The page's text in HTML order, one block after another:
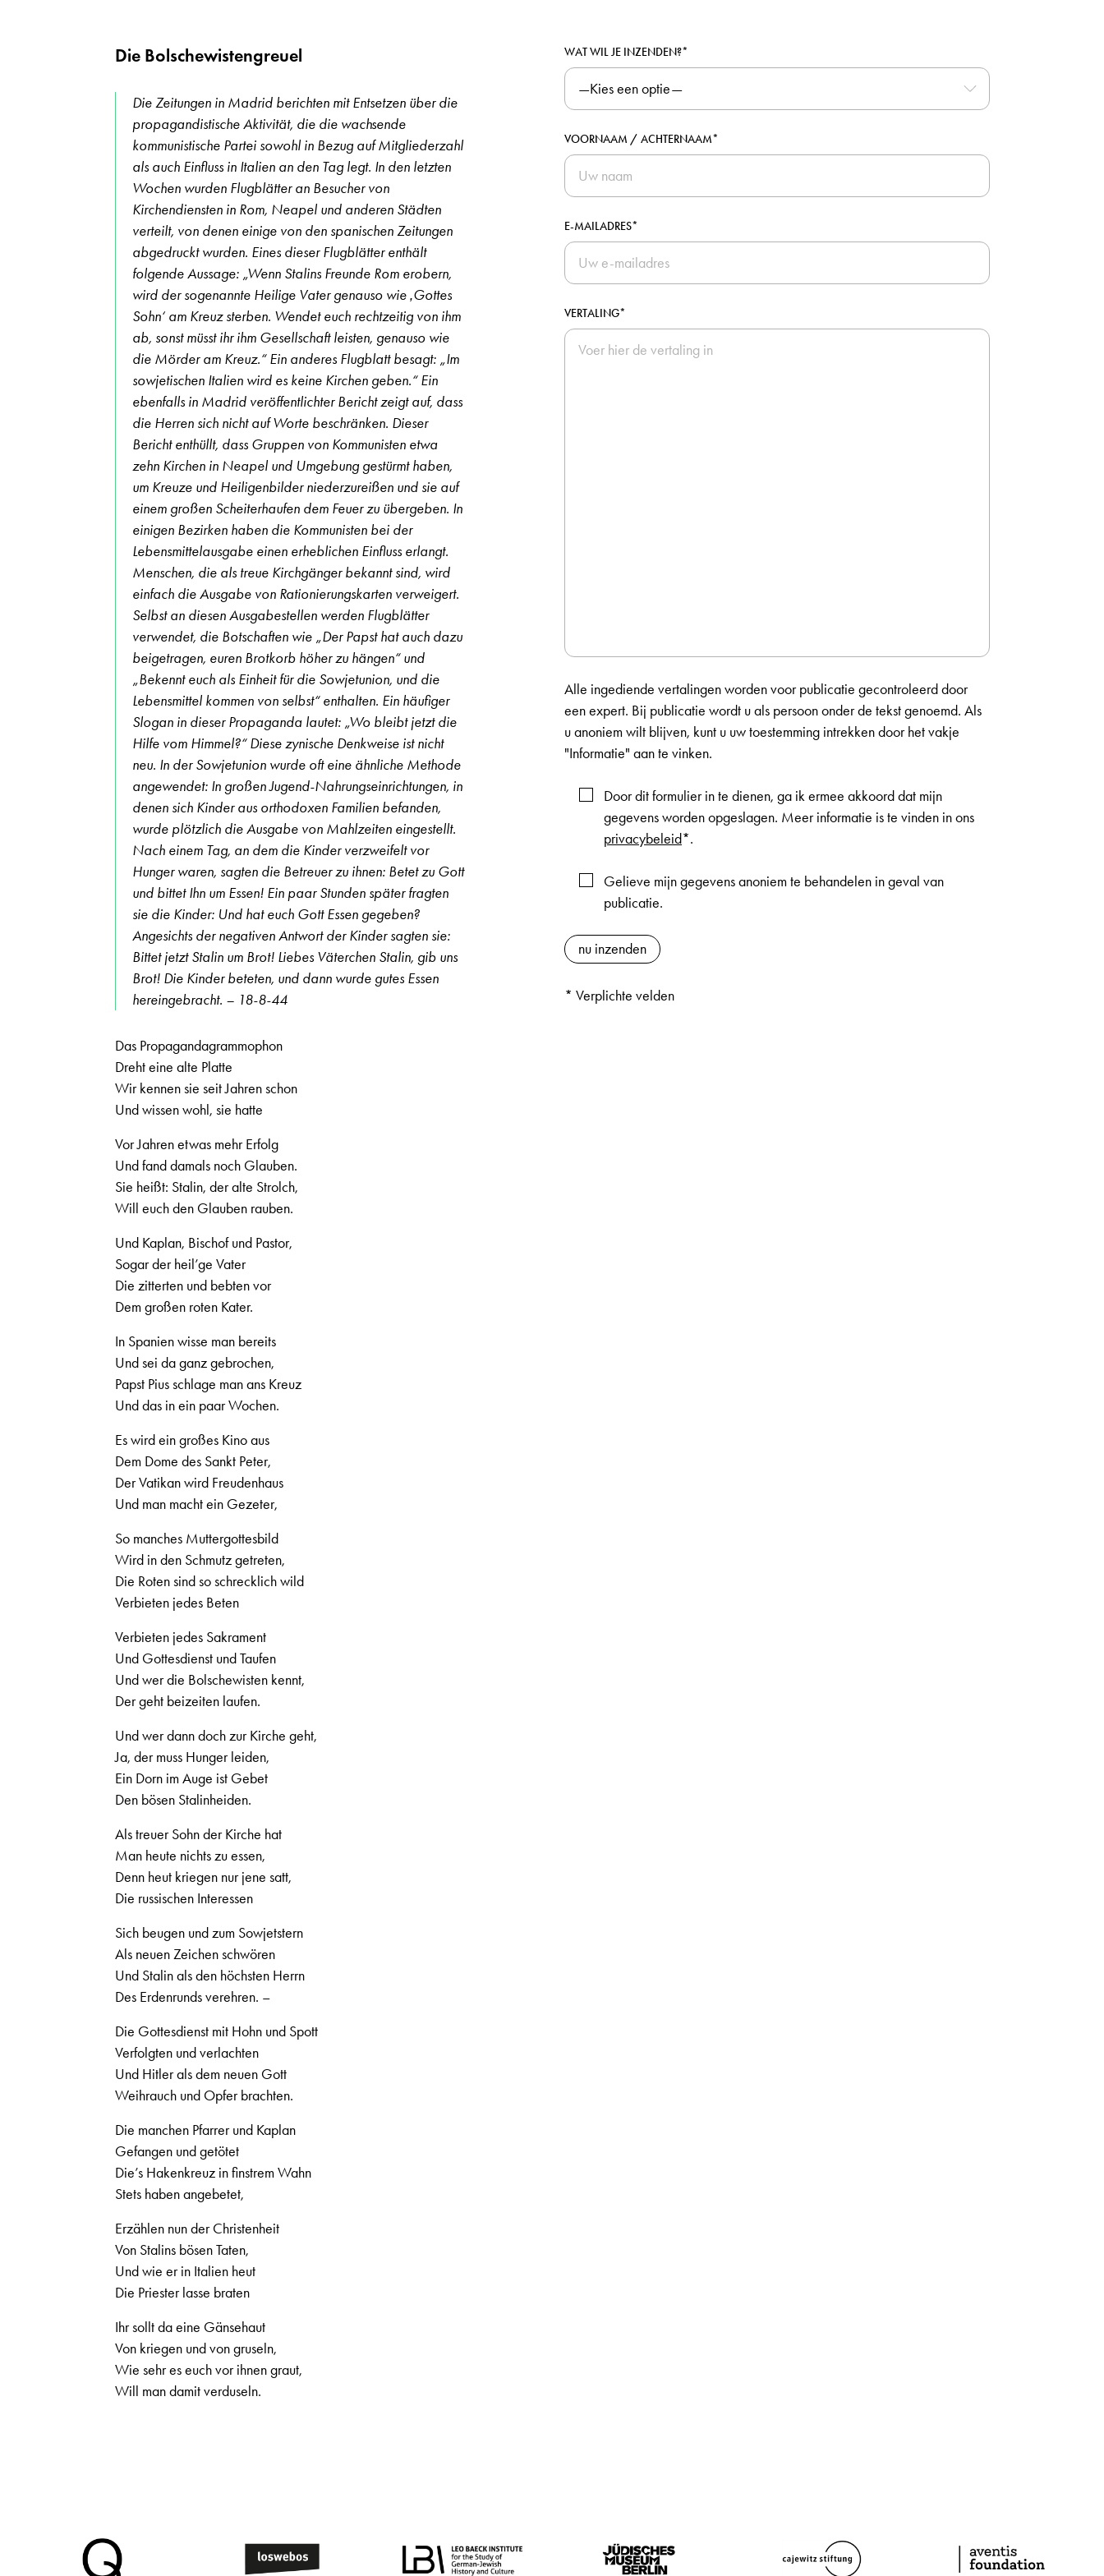
Die Bolschewistengreuel
Die Zeitungen in Madrid berichten mit Entsetzen über die
propagandistische Aktivität, die die wachsende
kommunistische Partei sowohl in Bezug auf Mitgliederzahl
als auch Einfluss in Italien an den Tag legt. In den letzten
Wochen wurden Flugblätter an Besucher von
Kirchendiensten in Rom, Neapel und anderen Städten
verteilt, von denen einige von den spanischen Zeitungen
abgedruckt wurden. Eines dieser Flugblätter enthält
folgende Aussage: „Wenn Stalins Freunde Rom erobern,
wird der sogenannte Heilige Vater genauso wie ‚Gottes
Sohn‘ am Kreuz sterben. Wendet euch rechtzeitig von ihm
ab, sonst müsst ihr ihm Gesellschaft leisten, genauso wie
die Mörder am Kreuz.“ Ein anderes Flugblatt besagt: „Im
sowjetischen Italien wird es keine Kirchen geben.“ Ein
ebenfalls in Madrid veröffentlichter Bericht zeigt auf, dass
die Herren sich nicht auf Worte beschränken. Dieser
Bericht enthüllt, dass Gruppen von Kommunisten etwa
zehn Kirchen in Neapel und Umgebung gestürmt haben,
um Kreuze und Heiligenbilder niederzureißen und sie auf
einem großen Scheiterhaufen dem Feuer zu übergeben. In
einigen Bezirken haben die Kommunisten bei der
Lebensmittelausgabe einen erheblichen Einfluss erlangt.
Menschen, die als treue Kirchgänger bekannt sind, wird
einfach die Ausgabe von Rationierungskarten verweigert.
Selbst an diesen Ausgabestellen werden Flugblätter
verwendet, die Botschaften wie „Der Papst hat auch dazu
beigetragen, euren Brotkorb höher zu hängen“ und
„Bekennt euch als Einheit für die Sowjetunion, und die
Lebensmittel kommen von selbst“ enthalten. Ein häufiger
Slogan in dieser Propaganda lautet: „Wo bleibt jetzt die
Hilfe vom Himmel?“ Diese zynische Denkweise ist nicht
neu. In der Sowjetunion wurde oft eine ähnliche Methode
angewendet: In großen Jugend-Nahrungseinrichtungen, in
denen sich Kinder aus orthodoxen Familien befanden,
wurde plötzlich die Ausgabe von Mahlzeiten eingestellt.
Nach einem Tag, an dem die Kinder verzweifelt vor
Hunger waren, sagten die Betreuer zu ihnen: Betet zu Gott
und bittet Ihn um Essen! Ein paar Stunden später fragten
sie die Kinder: Und hat euch Gott Essen gegeben?
Angesichts der negativen Antwort der Kinder sagten sie:
Bittet jetzt Stalin um Brot! Liebes Väterchen Stalin, gib uns
Brot! Die Kinder beteten, und dann wurde gutes Essen
hereingebracht. – 18-8-44
Das Propagandagrammophon
Dreht eine alte Platte
Wir kennen sie seit Jahren schon
Und wissen wohl, sie hatte
Vor Jahren etwas mehr Erfolg
Und fand damals noch Glauben.
Sie heißt: Stalin, der alte Strolch,
Will euch den Glauben rauben.
Und Kaplan, Bischof und Pastor,
Sogar der heil’ge Vater
Die zitterten und bebten vor
Dem großen roten Kater.
In Spanien wisse man bereits
Und sei da ganz gebrochen,
Papst Pius schlage man ans Kreuz
Und das in ein paar Wochen.
Es wird ein großes Kino aus
Dem Dome des Sankt Peter,
Der Vatikan wird Freudenhaus
Und man macht ein Gezeter,
So manches Muttergottesbild
Wird in den Schmutz getreten,
Die Roten sind so schrecklich wild
Verbieten jedes Beten
Verbieten jedes Sakrament
Und Gottesdienst und Taufen
Und wer die Bolschewisten kennt,
Der geht beizeiten laufen.
Und wer dann doch zur Kirche geht,
Ja, der muss Hunger leiden,
Ein Dorn im Auge ist Gebet
Den bösen Stalinheiden.
Als treuer Sohn der Kirche hat
Man heute nichts zu essen,
Denn heut kriegen nur jene satt,
Die russischen Interessen
Sich beugen und zum Sowjetstern
Als neuen Zeichen schwören
Und Stalin als den höchsten Herrn
Des Erdenrunds verehren. –
Die Gottesdienst mit Hohn und Spott
Verfolgten und verlachten
Und Hitler als dem neuen Gott
Weihrauch und Opfer brachten.
Die manchen Pfarrer und Kaplan
Gefangen und getötet
Die’s Hakenkreuz in finstrem Wahn
Stets haben angebetet,
Erzählen nun der Christenheit
Von Stalins bösen Taten,
Und wie er in Italien heut
Die Priester lasse braten
Ihr sollt da eine Gänsehaut
Von kriegen und von gruseln,
Wie sehr es euch vor ihnen graut,
Will man damit verduseln.
WAT WIL JE INZENDEN?*
VOORNAAM / ACHTERNAAM*
E-MAILADRES*
VERTALING*
Alle ingediende vertalingen worden voor publicatie gecontroleerd door
een expert. Bij publicatie wordt u als persoon onder de tekst genoemd. Als
u anoniem wilt blijven, kunt u uw toestemming intrekken door het vakje
"Informatie" aan te vinken.
Door dit formulier in te dienen, ga ik ermee akkoord dat mijn
gegevens worden opgeslagen. Meer informatie is te vinden in ons
privacybeleid*.
Gelieve mijn gegevens anoniem te behandelen in geval van
publicatie.
* Verplichte velden